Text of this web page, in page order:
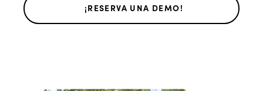
¡RESERVA UNA DEMO!